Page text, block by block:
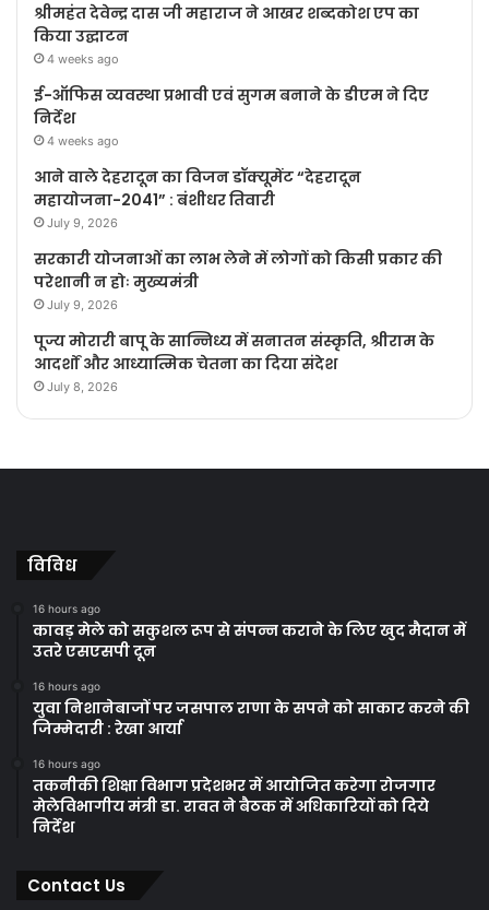
श्रीमहंत देवेन्द्र दास जी महाराज ने आखर शब्दकोश एप का
किया उद्घाटन
4 weeks ago
ई-ऑफिस व्यवस्था प्रभावी एवं सुगम बनाने के डीएम ने दिए
निर्देश
4 weeks ago
आने वाले देहरादून का विजन डॉक्यूमेंट “देहरादून
महायोजना-2041” : बंशीधर तिवारी
July 9, 2026
सरकारी योजनाओं का लाभ लेने में लोगों को किसी प्रकार की
परेशानी न होः मुख्यमंत्री
July 9, 2026
पूज्य मोरारी बापू के सान्निध्य में सनातन संस्कृति, श्रीराम के
आदर्शों और आध्यात्मिक चेतना का दिया संदेश
July 8, 2026
विविध
16 hours ago
कावड़ मेले को सकुशल रूप से संपन्न कराने के लिए खुद मैदान में
उतरे एसएसपी दून
16 hours ago
युवा निशानेबाजों पर जसपाल राणा के सपने को साकार करने की
जिम्मेदारी : रेखा आर्या
16 hours ago
तकनीकी शिक्षा विभाग प्रदेशभर में आयोजित करेगा रोजगार
मेलेविभागीय मंत्री डा. रावत ने बैठक में अधिकारियों को दिये
निर्देश
Contact Us